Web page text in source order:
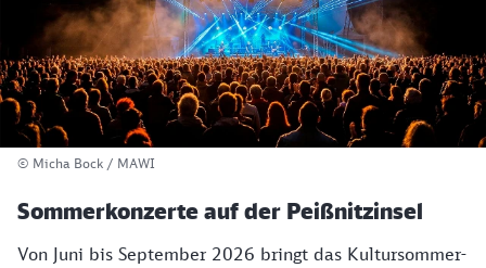
© Micha Bock / MAWI
Sommerkonzerte auf der Peißnitzinsel
Von Juni bis September 2026 bringt das Kultursommer-